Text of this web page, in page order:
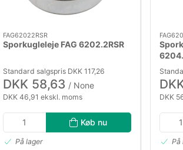
FAG62022RSR
Sporkugleleje FAG 6202.2RSR
Standard salgspris DKK 117,26
DKK 58,63 / None
DKK 46,91 ekskl. moms
Køb nu
På lager
DKK
På